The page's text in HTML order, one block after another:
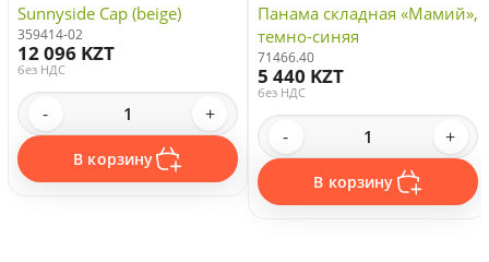
Sunnyside Cap (beige)
359414-02
12 096 KZT
без НДС
- +
В корзину
Панама складная «Мамий»,
темно-синяя
71466.40
5 440 KZT
без НДС
- +
В корзину